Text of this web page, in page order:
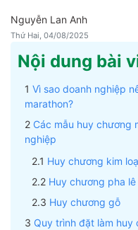
Nguyễn Lan Anh
Thứ Hai, 04/08/2025
Nội dung bài
Vì sao doanh nghiệp
marathon?
Các mẫu huy chương
nghiệp
Huy chương kim
Huy chương pha lê
Huy chương gỗ
Quy trình đặt làm